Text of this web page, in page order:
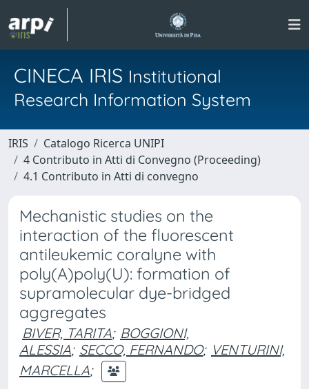
CINECA IRIS Institutional
Research Information System
IRIS
Catalogo Ricerca UNIPI
4 Contributo in Atti di Convegno (Proceeding)
4.1 Contributo in Atti di convegno
Mechanistic studies on the
interaction of the fluorescent
antileukemic coralyne with
poly(A)poly(U): formation of
supramolecular dye-bridged
aggregates
BIVER, TARITA; BOGGIONI,
ALESSIA; SECCO, FERNANDO; VENTURINI,
MARCELLA;